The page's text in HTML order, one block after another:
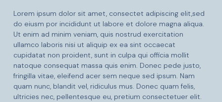
Lorem ipsum dolor sit amet, consectet adipiscing elit,sed
do eiusm por incididunt ut labore et dolore magna aliqua.
Ut enim ad minim veniam, quis nostrud exercitation
ullamco laboris nisi ut aliquip ex ea sint occaecat
cupidatat non proident, sunt in culpa qui officia mollit
natoque consequat massa quis enim. Donec pede justo,
fringilla vitae, eleifend acer sem neque sed ipsum. Nam
quam nunc, blandit vel, ridiculus mus. Donec quam felis,
ultricies nec, pellentesque eu, pretium consectetuer elit.